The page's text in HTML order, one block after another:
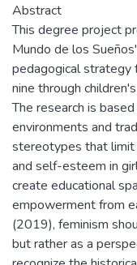
Abstract
This degree project
Mundo de los
pedagogical strategy
nine through
The research is
environments and
stereotypes that limit
and self-esteem in
create educational
empowerment from
(2019), feminism
but rather as a